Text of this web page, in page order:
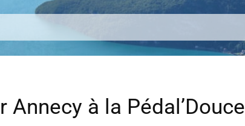
Annecy à la Pédal’Douce